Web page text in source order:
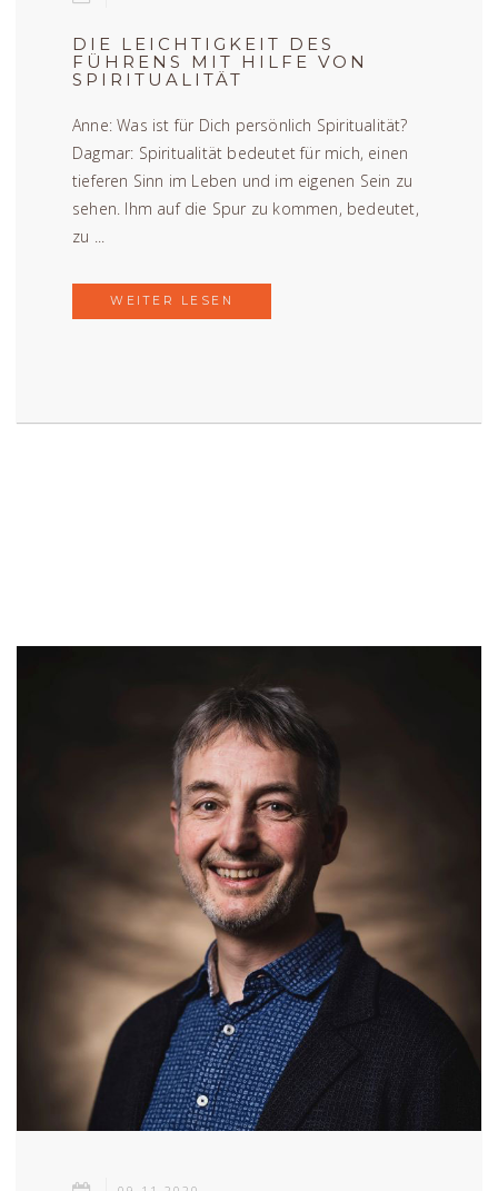
DIE LEICHTIGKEIT DES
FÜHRENS MIT HILFE VON
SPIRITUALITÄT
Anne: Was ist für Dich persönlich Spiritualität?
Dagmar: Spiritualität bedeutet für mich, einen
tieferen Sinn im Leben und im eigenen Sein zu
sehen. Ihm auf die Spur zu kommen, bedeutet,
zu ...
WEITER LESEN